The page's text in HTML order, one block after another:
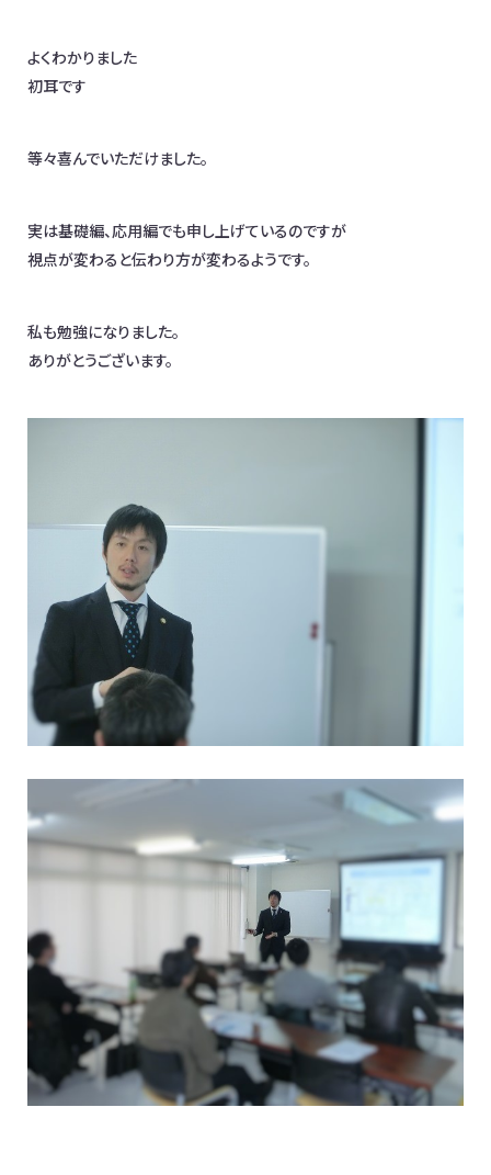
よくわかりました
初耳です
等々喜んでいただけました。
実は基礎編、応用編でも申し上げているのですが
視点が変わると伝わり方が変わるようです。
私も勉強になりました。
ありがとうございます。